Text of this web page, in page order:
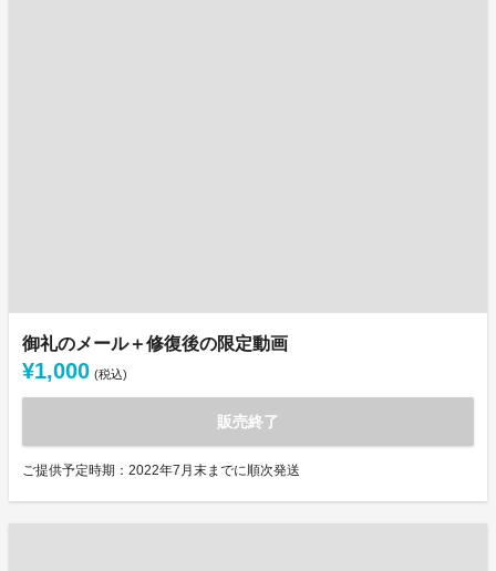
御礼のメール＋修復後の限定動画
¥1,000 (税込)
販売終了
ご提供予定時期：2022年7月末までに順次発送